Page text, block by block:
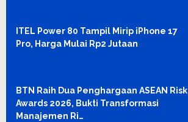
ITEL Power 80 Tampil Mirip iPhone 17
Pro, Harga Mulai Rp2 Jutaan
BTN Raih Dua Penghargaan ASEAN Risk
Awards 2026, Bukti Transformasi
Manajemen Ri…